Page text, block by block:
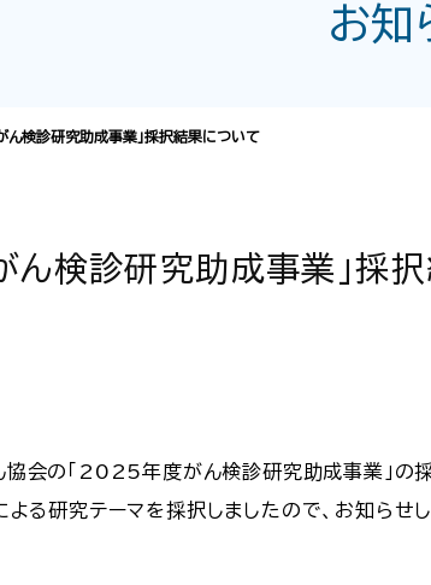
お知
ん検診研究助成事業」採択結果について
検診研究助成事業」採
会の「2025年度がん検診研究助成事業」の
る研究テーマを採択しましたので、お知らせし